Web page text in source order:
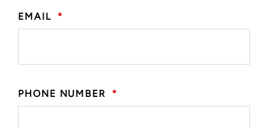
EMAIL *
PHONE NUMBER *